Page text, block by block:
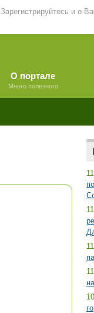
Зарегистрируйтесь и о
О портале
Много полезного